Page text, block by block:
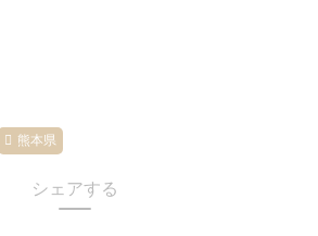
熊本県
シェアする